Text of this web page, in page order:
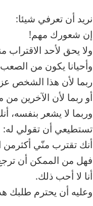
نريد أن تعرفي شيئا:
إن شعورك مهم!
ولا يحق لأحد الاقتراب
وأحيانا يكون من
ربما لأن هذا الشخص
أو ربما لأن الآخرين
وربما لا يشعر بنفسه،
تستطيعي أن تقولي له:
أنك تقترب منّي أكثرمن
فهل من الممكن أن
أنا لا أحب ذلك.
وعليه أن يحترم طلبك